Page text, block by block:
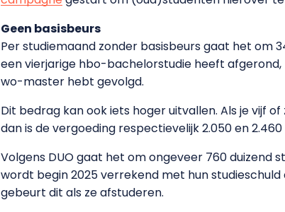
Geen basisbeurs
Per studiemaand zonder basisbeurs gaat het om
een vierjarige hbo-bachelorstudie heeft
wo-master hebt gevolgd.
Dit bedrag kan ook iets hoger uitvallen. Als je vijf
dan is de vergoeding respectievelijk 2.050 en 2.460
Volgens DUO gaat het om ongeveer 760 duizend
wordt begin 2025 verrekend met hun
gebeurt dit als ze afstuderen.